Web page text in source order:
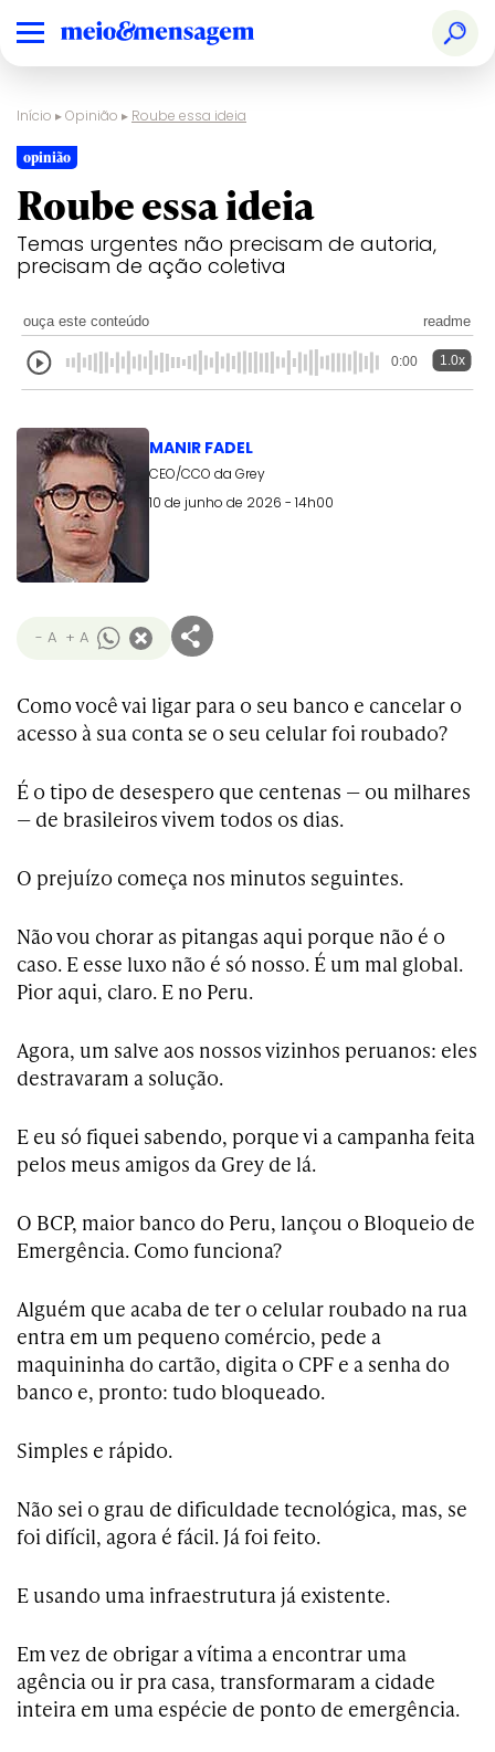
Início ▸Opinião ▸ Roube essa ideia
opinião
Roube essa ideia
Temas urgentes não precisam de autoria,
precisam de ação coletiva
ouça este conteúdo readme
0:00 1.0x
MANIR FADEL
CEO/CCO da Grey
10 de junho de 2026 - 14h00
- A + A
Como você vai ligar para o seu banco e cancelar o
acesso à sua conta se o seu celular foi roubado?
É o tipo de desespero que centenas — ou milhares
— de brasileiros vivem todos os dias.
O prejuízo começa nos minutos seguintes.
Não vou chorar as pitangas aqui porque não é o
caso. E esse luxo não é só nosso. É um mal global.
Pior aqui, claro. E no Peru.
Agora, um salve aos nossos vizinhos peruanos: eles
destravaram a solução.
E eu só fiquei sabendo, porque vi a campanha feita
pelos meus amigos da Grey de lá.
O BCP, maior banco do Peru, lançou o Bloqueio de
Emergência. Como funciona?
Alguém que acaba de ter o celular roubado na rua
entra em um pequeno comércio, pede a
maquininha do cartão, digita o CPF e a senha do
banco e, pronto: tudo bloqueado.
Simples e rápido.
Não sei o grau de dificuldade tecnológica, mas, se
foi difícil, agora é fácil. Já foi feito.
E usando uma infraestrutura já existente.
Em vez de obrigar a vítima a encontrar uma
agência ou ir pra casa, transformaram a cidade
inteira em uma espécie de ponto de emergência.